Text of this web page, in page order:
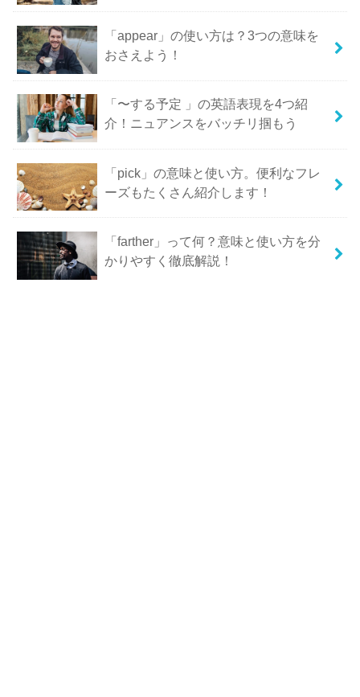
「appear」の使い方は？3つの意味を
おさえよう！
「〜する予定 」の英語表現を4つ紹
介！ニュアンスをバッチリ掴もう
「pick」の意味と使い方。便利なフレ
ーズもたくさん紹介します！
「farther」って何？意味と使い方を分
かりやすく徹底解説！